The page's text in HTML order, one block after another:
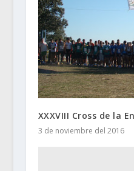
XXXVIII Cross de la
3 de noviembre del 2016